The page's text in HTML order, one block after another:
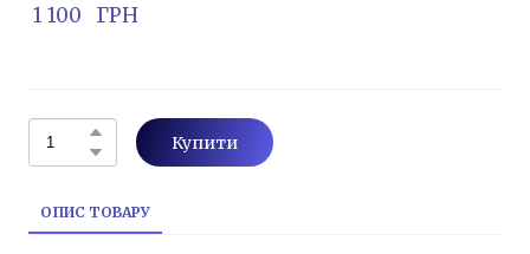
1 100   ГРН
Купити
ОПИС ТОВАРУ